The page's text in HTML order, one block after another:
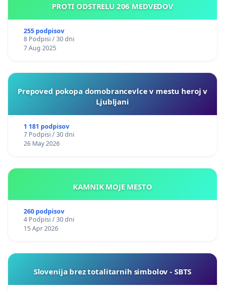
PROTI ODSTRELU 206 MEDVEDOV
255 podpisov
8 Podpisi / 30 dni
7 Aug 2025
Prepoved pokopa domobrancevlce v mestu heroj v
Ljubljani
1 181 podpisov
7 Podpisi / 30 dni
26 May 2026
KAMNIK MOJE MESTO
260 podpisov
4 Podpisi / 30 dni
15 Apr 2026
Slovenija brez totalitarnih simbolov - SBTS